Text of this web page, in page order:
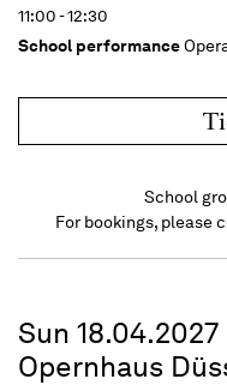
11:00 - 12:30
School performance
School
For bookings, please
Sun 18.04.2027
Opernhaus